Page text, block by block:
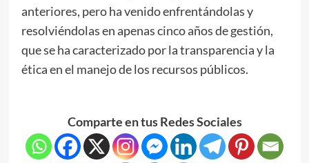
anteriores, pero ha venido enfrentándolas y
resolviéndolas en apenas cinco años de gestión,
que se ha caracterizado por la transparencia y la
ética en el manejo de los recursos públicos.
Comparte en tus Redes Sociales